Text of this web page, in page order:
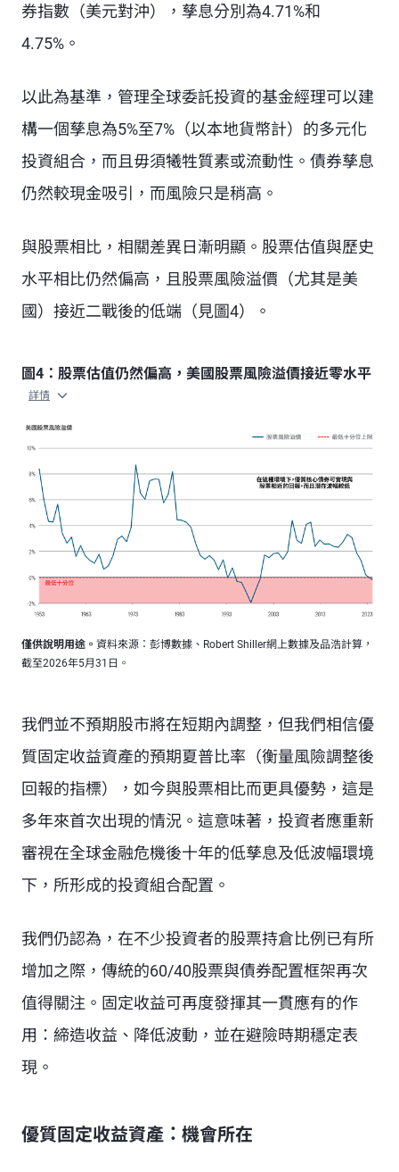
券指數（美元對沖），孳息分別為4.71%和
4.75%。
以此為基準，管理全球委託投資的基金經理可以建
構一個孳息為5%至7%（以本地貨幣計）的多元化
投資組合，而且毋須犧牲質素或流動性。債券孳息
仍然較現金吸引，而風險只是稍高。
與股票相比，相關差異日漸明顯。股票估值與歷史
水平相比仍然偏高，且股票風險溢價（尤其是美
國）接近二戰後的低端（見圖4）。
圖4：股票估值仍然偏高，美國股票風險溢價接近零水平
詳情
僅供說明用途。 資料來源：彭博數據、Robert Shiller網上數據及品浩計算，
截至2026年5月31日。
我們並不預期股市將在短期內調整，但我們相信優
質固定收益資產的預期夏普比率（衡量風險調整後
回報的指標），如今與股票相比而更具優勢，這是
多年來首次出現的情況。這意味著，投資者應重新
審視在全球金融危機後十年的低孳息及低波幅環境
下，所形成的投資組合配置。
我們仍認為，在不少投資者的股票持倉比例已有所
增加之際，傳統的60/40股票與債券配置框架再次
值得關注。固定收益可再度發揮其一貫應有的作
用：締造收益、降低波動，並在避險時期穩定表
現。
優質固定收益資產：機會所在